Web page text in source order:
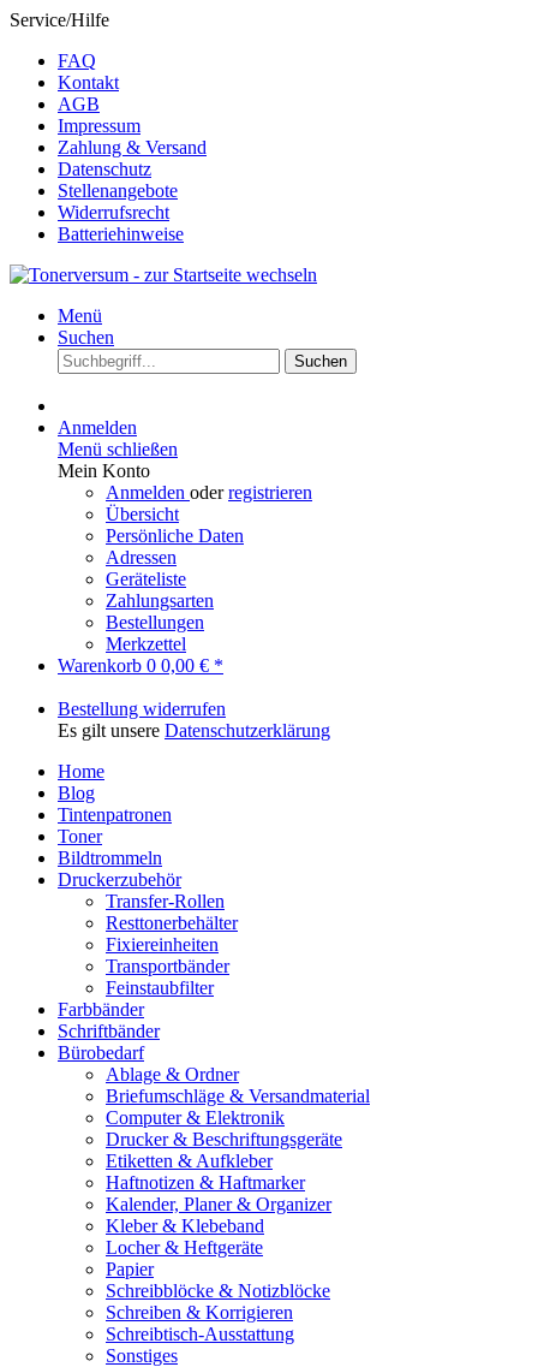
Service/Hilfe
FAQ
Kontakt
AGB
Impressum
Zahlung & Versand
Datenschutz
Stellenangebote
Widerrufsrecht
Batteriehinweise
Menü
Suchen
Suchen
Anmelden
Menü schließen
Mein Konto
Anmelden oderregistrieren
Übersicht
Persönliche Daten
Adressen
Geräteliste
Zahlungsarten
Bestellungen
Merkzettel
Warenkorb 0 0,00 € *
Bestellung widerrufen
Es gilt unsere Datenschutzerklärung
Home
Blog
Tintenpatronen
Toner
Bildtrommeln
Druckerzubehör
Transfer-Rollen
Resttonerbehälter
Fixiereinheiten
Transportbänder
Feinstaubfilter
Farbbänder
Schriftbänder
Bürobedarf
Ablage & Ordner
Briefumschläge & Versandmaterial
Computer & Elektronik
Drucker & Beschriftungsgeräte
Etiketten & Aufkleber
Haftnotizen & Haftmarker
Kalender, Planer & Organizer
Kleber & Klebeband
Locher & Heftgeräte
Papier
Schreibblöcke & Notizblöcke
Schreiben & Korrigieren
Schreibtisch-Ausstattung
Sonstiges